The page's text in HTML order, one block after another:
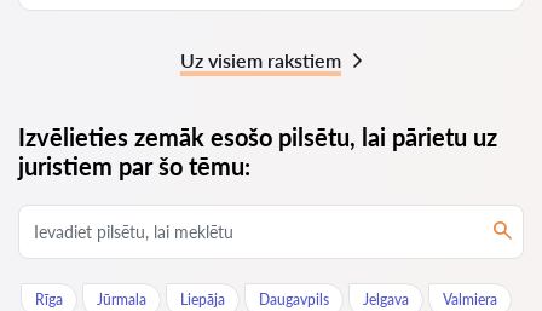
Uz visiem rakstiem
Izvēlieties zemāk esošo pilsētu, lai pārietu uz
juristiem par šo tēmu:
Rīga Jūrmala Liepāja Daugavpils Jelgava Valmiera